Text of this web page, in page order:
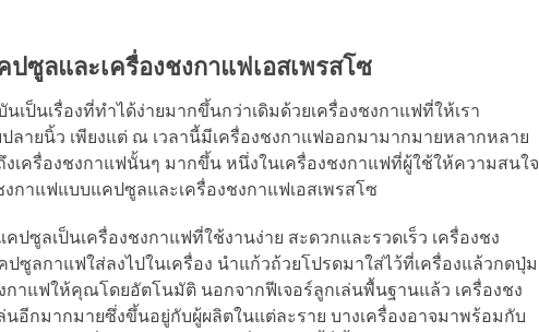
ซูลและเครื่องชงกาแฟเอสเพรสโซ
เป็นเรื่องที่ทำได้ง่ายมากขึ้นกว่าเดิมด้วยเครื่องชงกาแฟที่ให้เรา
ลายนิ้ว เพียงแต่ ณ เวลานี้มีเครื่องชงกาแฟออกมามากมายหลากหลาย
เครื่องชงกาแฟนั้นๆ มากขึ้น หนึ่งในเครื่องชงกาแฟที่ผู้ใช้ให้ความสนใจ
กาแฟแบบแคปซูลและเครื่องชงกาแฟเอสเพรสโซ
ปซูลเป็นเครื่องชงกาแฟที่ใช้งานง่าย สะดวกและรวดเร็ว เครื่องชง
ซูลกาแฟใส่ลงไปในเครื่อง นำแก้วถ้วยโปรดมาใส่ไว้ที่เครื่องแล้วกดปุ่ม
กาแฟให้คุณโดยอัตโนมัติ นอกจากฟีเจอร์ลูกเล่นพื้นฐานแล้ว เครื่องชง
อีกมากมายซึ่งขึ้นอยู่กับผู้ผลิตในแต่ละราย บางเครื่องอาจมาพร้อมกับ